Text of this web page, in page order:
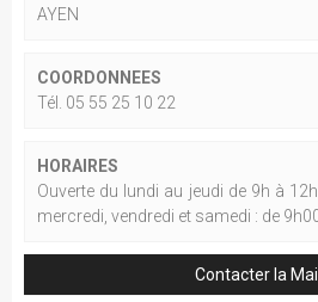
AYEN
COORDONNEES
Tél. 05 55 25 10 22
HORAIRES
Ouverte du lundi au jeudi de 9h à
mercredi, vendredi et samedi : de
Contacter la